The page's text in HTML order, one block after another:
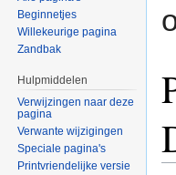
Beginnetjes
Willekeurige pagina
Zandbak
Hulpmiddelen
Verwijzingen naar deze
pagina
Verwante wijzigingen
Speciale pagina's
Printvriendelijke versie